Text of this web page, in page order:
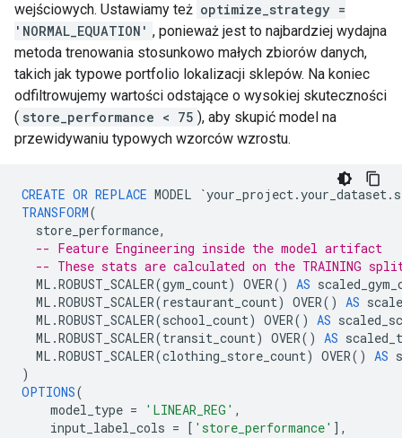
wejściowych. Ustawiamy też optimize_strategy =
'NORMAL_EQUATION' , ponieważ jest to najbardziej wydajna
metoda trenowania stosunkowo małych zbiorów danych,
takich jak typowe portfolio lokalizacji sklepów. Na koniec
odfiltrowujemy wartości odstające o wysokiej skuteczności
( store_performance < 75 ), aby skupić model na
przewidywaniu typowych wzorców wzrostu.
CREATE OR REPLACE MODEL `your_project.your_dataset.
TRANSFORM(
store_performance,
-- Feature Engineering inside the model artifact
-- These stats are calculated on the TRAINING
ML .ROBUST_SCALER(gym_count) OVER() AS
ML .ROBUST_SCALER(restaurant_count) OVER() AS
ML .ROBUST_SCALER(school_count) OVER() AS
ML .ROBUST_SCALER(transit_count) OVER() AS
ML .ROBUST_SCALER(clothing_store_count) OVER() AS
)
OPTIONS(
model_type = 'LINEAR_REG' ,
input_label_cols = [ 'store_performance' ],